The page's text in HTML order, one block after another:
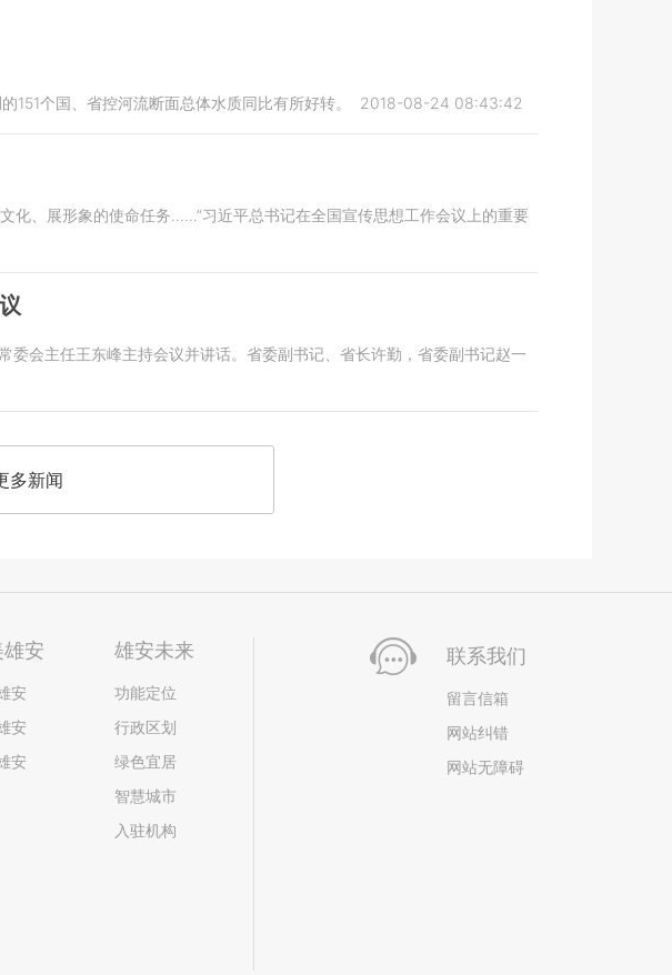
个国、省控河流断面总体水质同比有所好转。 2018-08-24 08:43:42
化、展形象的使命任务……”习近平总书记在全国宣传思想工作会议上的重要
会主任王东峰主持会议并讲话。省委副书记、省长许勤，省委副书记赵一
多新闻
安
安
安
安
雄安未来
功能定位
行政区划
绿色宜居
智慧城市
入驻机构
联系我们
留言信箱
网站纠错
网站无障碍